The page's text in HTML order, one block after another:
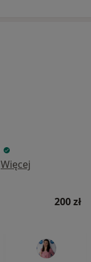
Więcej
200 zł